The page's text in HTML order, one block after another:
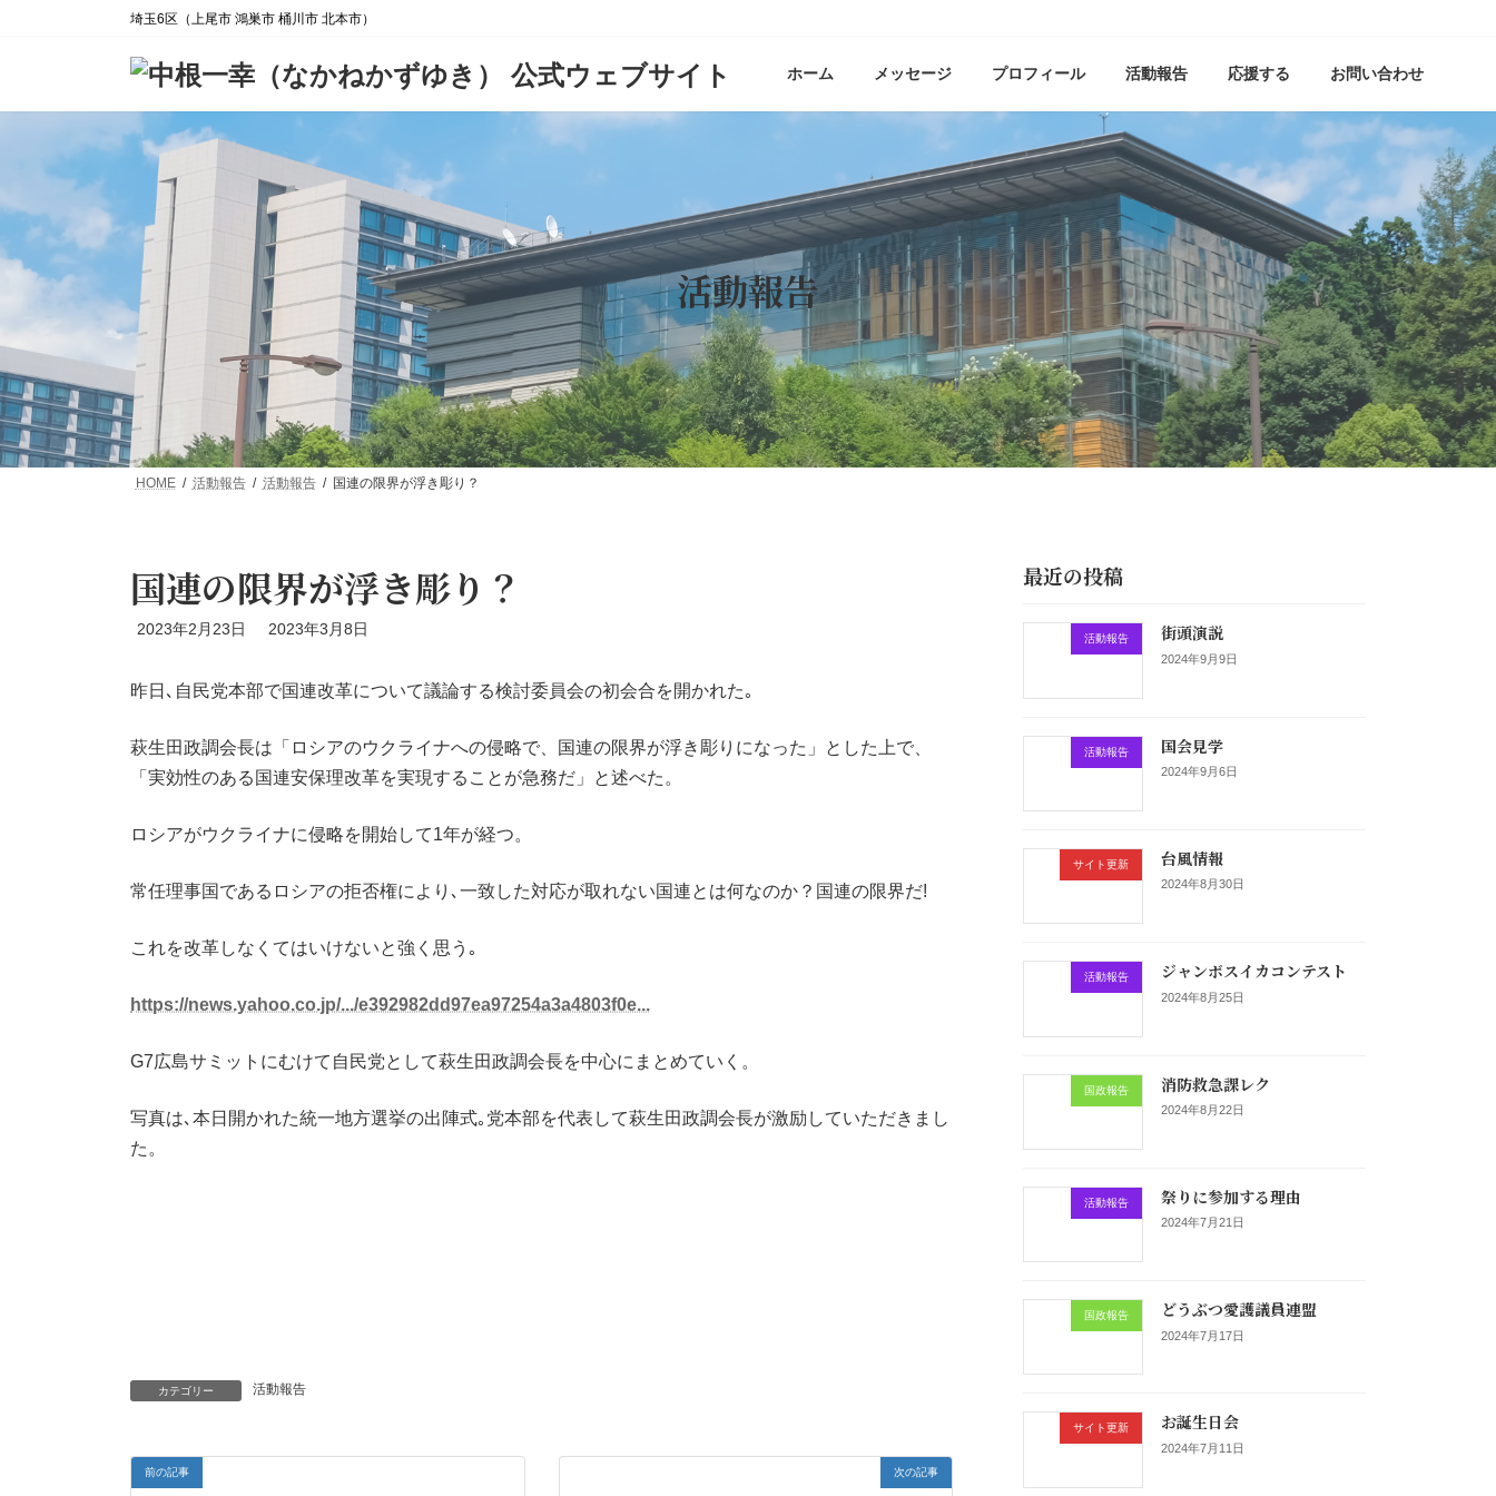
プ
動
埼玉6区（上尾市 鴻巣市 桶川市 北本市）
ホーム メッセージ プロフィール 活動報告 応援する お問い合わせ
活動報告
HOME 活動報告 活動報告 国連の限界が浮き彫り？
国連の限界が浮き彫り？
2023年2月23日
最
新
:
2023年3月8日
昨日､自民党本部で国連改革について議論する検討委員会の初会合を開かれた｡
萩生田政調会長は「ロシアのウクライナへの侵略で、国連の限界が浮き彫りになった」とした上で、
「実効性のある国連安保理改革を実現することが急務だ」と述べた。
ロシアがウクライナに侵略を開始して1年が経つ。
常任理事国であるロシアの拒否権により､一致した対応が取れない国連とは何なのか？国連の限界だ!
これを改革しなくてはいけないと強く思う｡
https://news.yahoo.co.jp/.../e392982dd97ea97254a3a4803f0e...
G7広島サミットにむけて自民党として萩生田政調会長を中心にまとめていく。
写真は､本日開かれた統一地方選挙の出陣式｡党本部を代表して萩生田政調会長が激励していただきまし
た。
カテゴリー 活動報告
前の記事 次の記事
最近の投稿
活動報告 街頭演説
2024年9月9日
活動報告 国会見学
2024年9月6日
サイト更新 台風情報
2024年8月30日
活動報告 ジャンボスイカコンテスト
2024年8月25日
国政報告 消防救急課レク
2024年8月22日
活動報告 祭りに参加する理由
2024年7月21日
国政報告 どうぶつ愛護議員連盟
2024年7月17日
サイト更新 お誕生日会
2024年7月11日